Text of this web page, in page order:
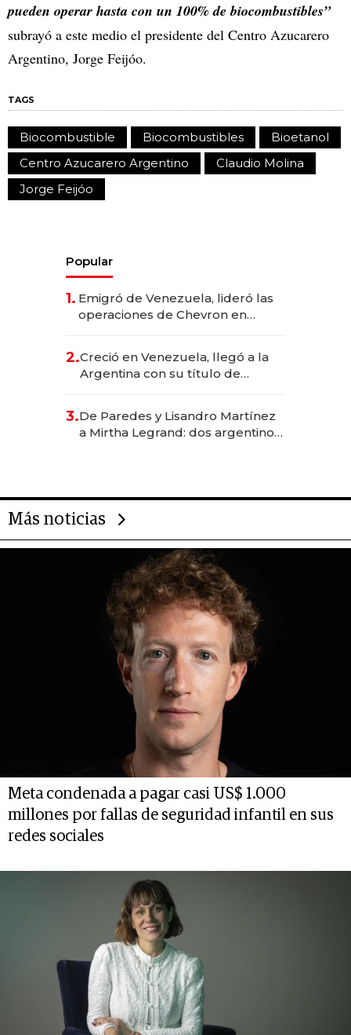
pueden operar hasta con un 100% de biocombustibles”
subrayó a este medio el presidente del Centro Azucarero
Argentino, Jorge Feijóo.
TAGS
Biocombustible Biocombustibles
Bioetanol
Centro Azucarero Argentino
Claudio Molina
Jorge Feijóo
Popular
1. Emigró de Venezuela, lideró las
operaciones de Chevron en
2.Creció en Venezuela, llegó a la
Argentina con su título de
las marcas "fast premium"
3.De Paredes y Lisandro Martínez
a Mirtha Legrand: dos argentinos
Más noticias
Meta condenada a pagar casi US$ 1.000
millones por fallas de seguridad infantil en sus
redes sociales